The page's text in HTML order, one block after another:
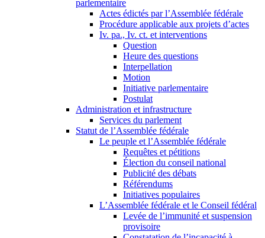
parlementaire
Actes édictés par l’Assemblée fédérale
Procédure applicable aux projets d’actes
Iv. pa., Iv. ct. et interventions
Question
Heure des questions
Interpellation
Motion
Initiative parlementaire
Postulat
Administration et infrastructure
Services du parlement
Statut de l’Assemblée fédérale
Le peuple et l’Assemblée fédérale
Requêtes et pétitions
Élection du conseil national
Publicité des débats
Référendums
Initiatives populaires
L’Assemblée fédérale et le Conseil fédéral
Levée de l’immunité et suspension
provisoire